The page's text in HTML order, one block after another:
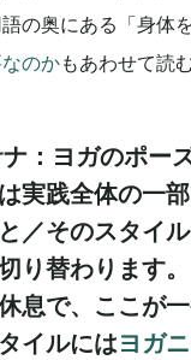
の奥にある「身体
のかもあわせて読
：ヨガのポー
実践全体の一
／そのスタイ
り替わります
息で、ここが
イルにはヨガ